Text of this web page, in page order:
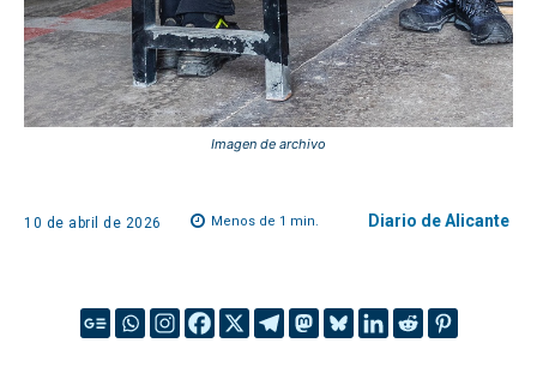
Imagen de archivo
10 de abril de 2026 Menos de 1 min. Diario de Alicante